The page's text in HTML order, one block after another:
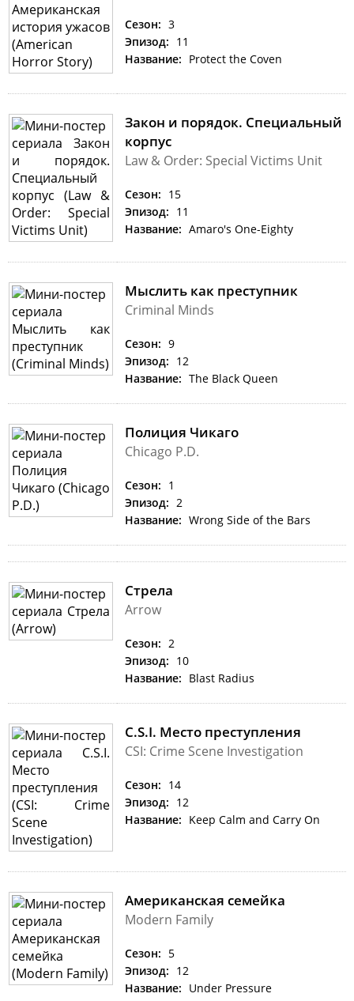
Сезон: 3
Эпизод: 11
Название: Protect the Coven
Закон и порядок. Специальный
корпус
Law & Order: Special Victims Unit
Сезон: 15
Эпизод: 11
Название: Amaro's One-Eighty
Мыслить как преступник
Criminal Minds
Сезон: 9
Эпизод: 12
Название: The Black Queen
Полиция Чикаго
Chicago P.D.
Сезон: 1
Эпизод: 2
Название: Wrong Side of the Bars
Стрела
Arrow
Сезон: 2
Эпизод: 10
Название: Blast Radius
C.S.I. Место преступления
CSI: Crime Scene Investigation
Сезон: 14
Эпизод: 12
Название: Keep Calm and Carry On
Американская семейка
Modern Family
Сезон: 5
Эпизод: 12
Название: Under Pressure